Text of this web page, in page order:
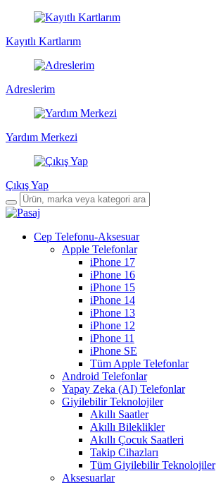
Kayıtlı Kartlarım
Adreslerim
Yardım Merkezi
Çıkış Yap
Cep Telefonu-Aksesuar
Apple Telefonlar
iPhone 17
iPhone 16
iPhone 15
iPhone 14
iPhone 13
iPhone 12
iPhone 11
iPhone SE
Tüm Apple Telefonlar
Android Telefonlar
Yapay Zeka (AI) Telefonlar
Giyilebilir Teknolojiler
Akıllı Saatler
Akıllı Bileklikler
Akıllı Çocuk Saatleri
Takip Cihazları
Tüm Giyilebilir Teknolojiler
Aksesuarlar